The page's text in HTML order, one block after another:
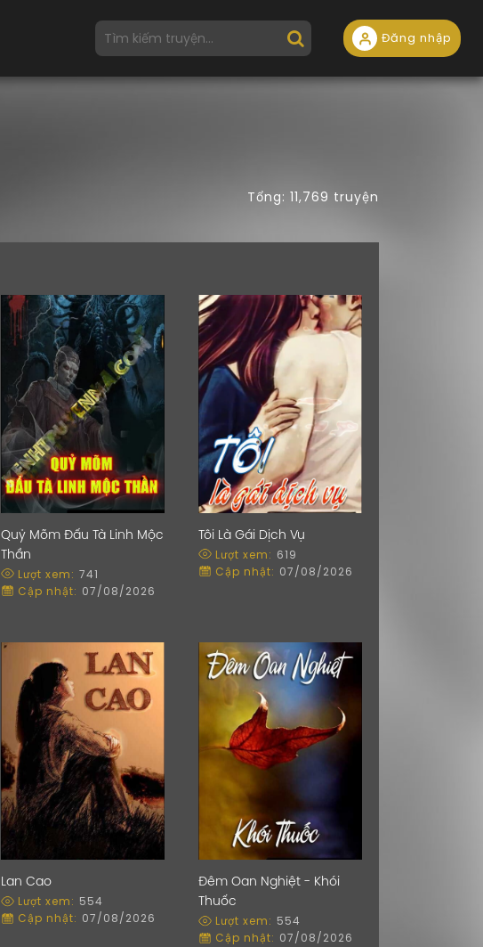
Đăng nhập
Tổng: 11,769 truyện
Quỷ Mõm Đấu Tà Linh Mộc
Thần
Lượt xem: 741
Cập nhật: 07/08/2026
Tôi Là Gái Dịch Vụ
Lượt xem: 619
Cập nhật: 07/08/2026
Lan Cao
Lượt xem: 554
Cập nhật: 07/08/2026
Đêm Oan Nghiệt - Khói
Thuốc
Lượt xem: 554
Cập nhật: 07/08/2026